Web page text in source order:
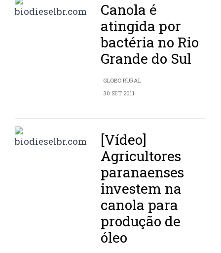
Canola é
atingida por
bactéria no Rio
Grande do Sul
GLOBO RURAL
30 SET 2011
[Vídeo]
Agricultores
paranaenses
investem na
canola para
produção de
óleo